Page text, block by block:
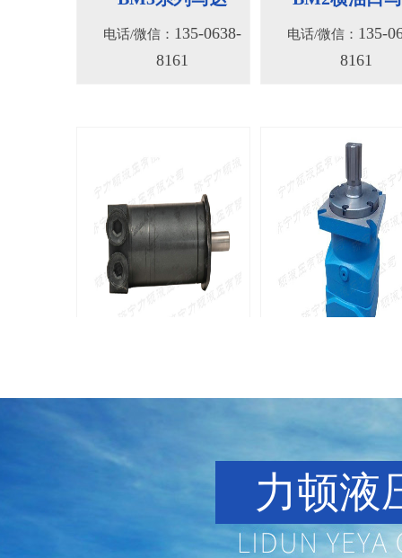
8161
8161
力顿液